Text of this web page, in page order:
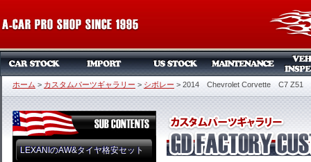
ホーム > カスタムパーツギャラリー > シボレー > 2014 Chevrolet Corvette C7 Z51
LEXANIのAW&タイヤ格安セット